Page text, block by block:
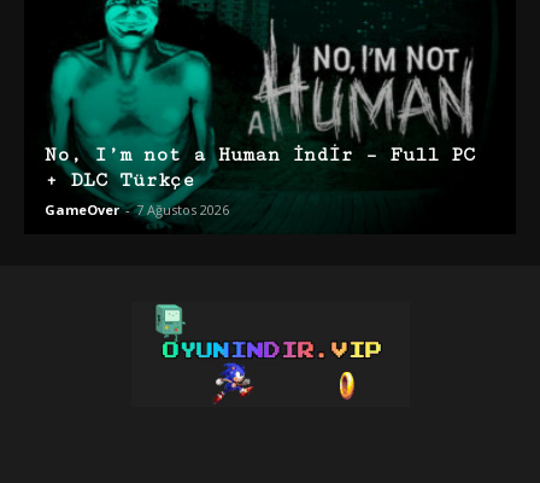
No, I’m not a Human İndir – Full PC
+ DLC Türkçe
GameOver - 7 Ağustos 2026